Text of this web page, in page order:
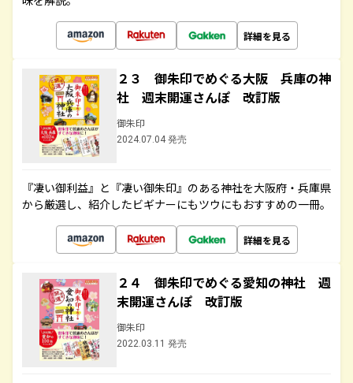
詳細を見る
２３ 御朱印でめぐる大阪 兵庫の神
社 週末開運さんぽ 改訂版
御朱印
2024.07.04 発売
『凄い御利益』と『凄い御朱印』のある神社を大阪府・兵庫県
から厳選し、紹介したビギナーにもツウにもおすすめの一冊。
詳細を見る
２４ 御朱印でめぐる愛知の神社 週
末開運さんぽ 改訂版
御朱印
2022.03.11 発売